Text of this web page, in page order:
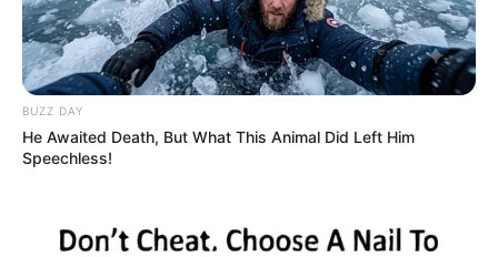
BUZZ DAY
He Awaited Death, But What This Animal Did Left Him
Speechless!